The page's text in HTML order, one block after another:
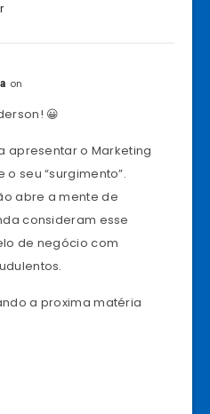
on
😀
apresentar o Marketing
seu “surgimento”.
abre a mente de
consideram esse
de negócio com
a proxima matéria